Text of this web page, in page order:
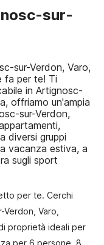
sur-
sur-Verdon, Varo,
fa per te! Ti
in Artignosc-
offriamo un'ampia
sur-Verdon,
diversi gruppi
vacanza estiva, a
sugli sport
per te. Cerchi
Varo,
proprietà ideali per
per 6 persone, 8